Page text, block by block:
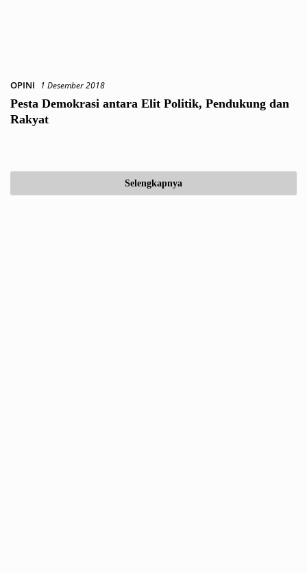
OPINI 1 Desember 2018
Pesta Demokrasi antara Elit Politik, Pendukung dan
Rakyat
Selengkapnya